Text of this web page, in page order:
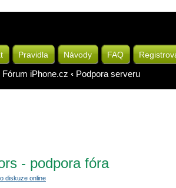
Pravidla Návody FAQ
Fórum iPhone.cz ‹ Podpora serveru
- podpora fóra
diskuze online